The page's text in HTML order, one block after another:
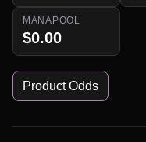
MANAPOOL
$0.00
Product Odds